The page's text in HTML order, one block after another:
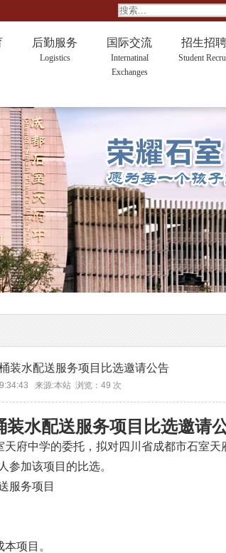
后勤服务
Logistics
国际交流
Internatinal
Exchanges
招生招聘
Student
装水配送服务项目比选邀请公告
来源:本站 浏览： 49 次
水配送服务项目 比选邀请
天府中学的委托，拟对四川省成都市石室天
参加该项目的比选。
服务项目
本项目 。